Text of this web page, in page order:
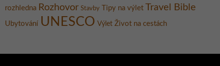
rozhledna Rozhovor Stavby Tipy na výlet Travel Bible
Ubytování UNESCO Výlet Život na cestách